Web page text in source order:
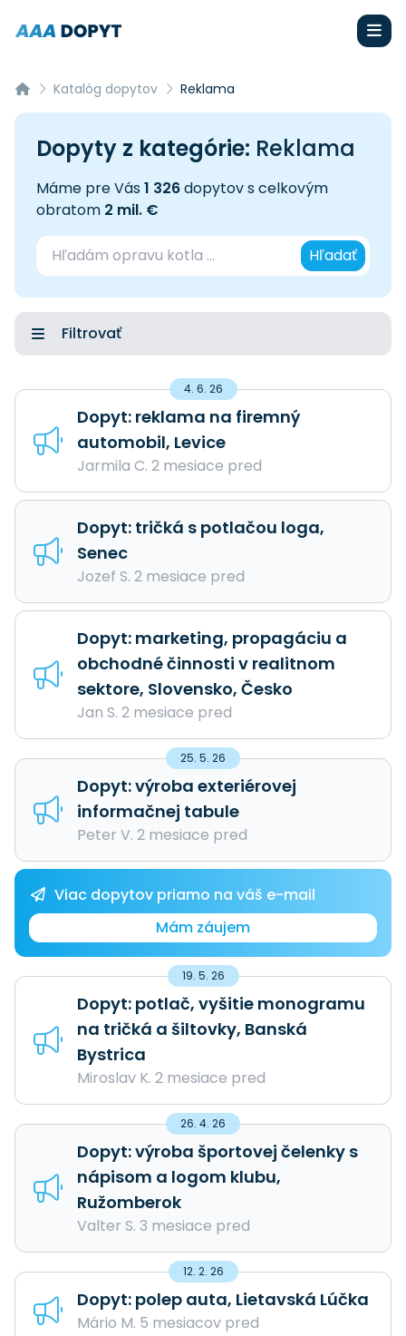
Katalóg dopytov Reklama
Dopyty z kategórie: Reklama
Máme pre Vás 1 326dopytov s celkovým
obratom 2 mil. €
Hľadať
Filtrovať
4. 6. 26
Dopyt: reklama na firemný
automobil, Levice
Jarmila C. 2 mesiace pred
Dopyt: tričká s potlačou loga,
Senec
Jozef S. 2 mesiace pred
Dopyt: marketing, propagáciu a
obchodné činnosti v realitnom
sektore, Slovensko, Česko
Jan S. 2 mesiace pred
25. 5. 26
Dopyt: výroba exteriérovej
informačnej tabule
Peter V. 2 mesiace pred
Viac dopytov priamo na váš e-mail
Mám záujem
19. 5. 26
Dopyt: potlač, vyšitie monogramu
na tričká a šiltovky, Banská
Bystrica
Miroslav K. 2 mesiace pred
26. 4. 26
Dopyt: výroba športovej čelenky s
nápisom a logom klubu,
Ružomberok
Valter S. 3 mesiace pred
12. 2. 26
Dopyt: polep auta, Lietavská Lúčka
Mário M. 5 mesiacov pred